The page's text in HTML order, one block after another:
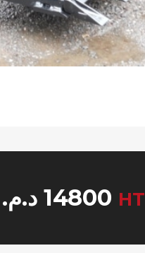
14800 د.م. HT